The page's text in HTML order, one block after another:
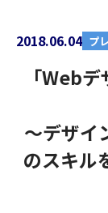
2018.06.04 プ
「Web
～デザイ
のスキル